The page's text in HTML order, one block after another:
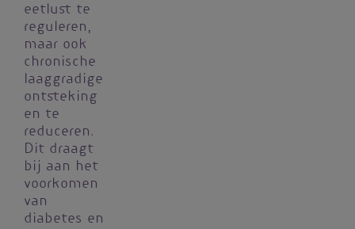
eetlust te
reguleren,
maar ook
chronische
laaggradige
ontsteking
en te
reduceren.
Dit draagt
bij aan het
voorkomen
van
diabetes en